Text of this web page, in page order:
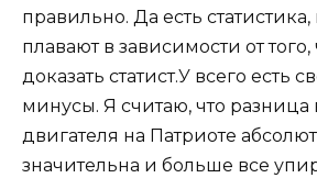
правильно. Да есть
плавают в зависимости от того,
доказать статист.У всего есть
минусы. Я считаю, что разница
двигателя на Патриоте
значительна и больше все